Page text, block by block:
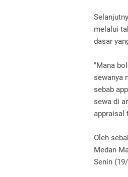
melalui
dasar
"Mana
sewanya
sebab
sewa di
appraisal
Oleh
Medan
Senin